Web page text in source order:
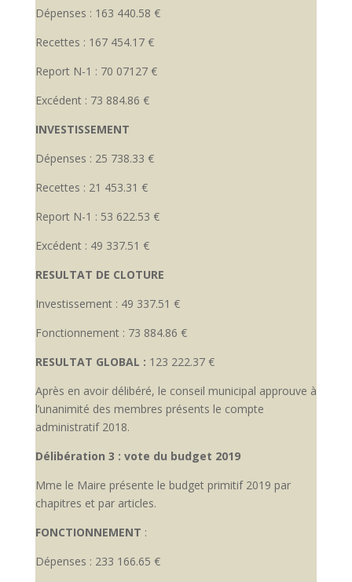
Dépenses : 163 440.58 €
Recettes : 167 454.17 €
Report N-1 : 70 07127 €
Excédent : 73 884.86 €
INVESTISSEMENT
Dépenses : 25 738.33 €
Recettes : 21 453.31 €
Report N-1 : 53 622.53 €
Excédent : 49 337.51 €
RESULTAT DE CLOTURE
Investissement : 49 337.51 €
Fonctionnement : 73 884.86 €
RESULTAT GLOBAL : 123 222.37 €
Après en avoir délibéré, le conseil municipal approuve à
l’unanimité des membres présents le compte
administratif 2018.
Délibération 3 : vote du budget 2019
Mme le Maire présente le budget primitif 2019 par
chapitres et par articles.
FONCTIONNEMENT :
Dépenses : 233 166.65 €